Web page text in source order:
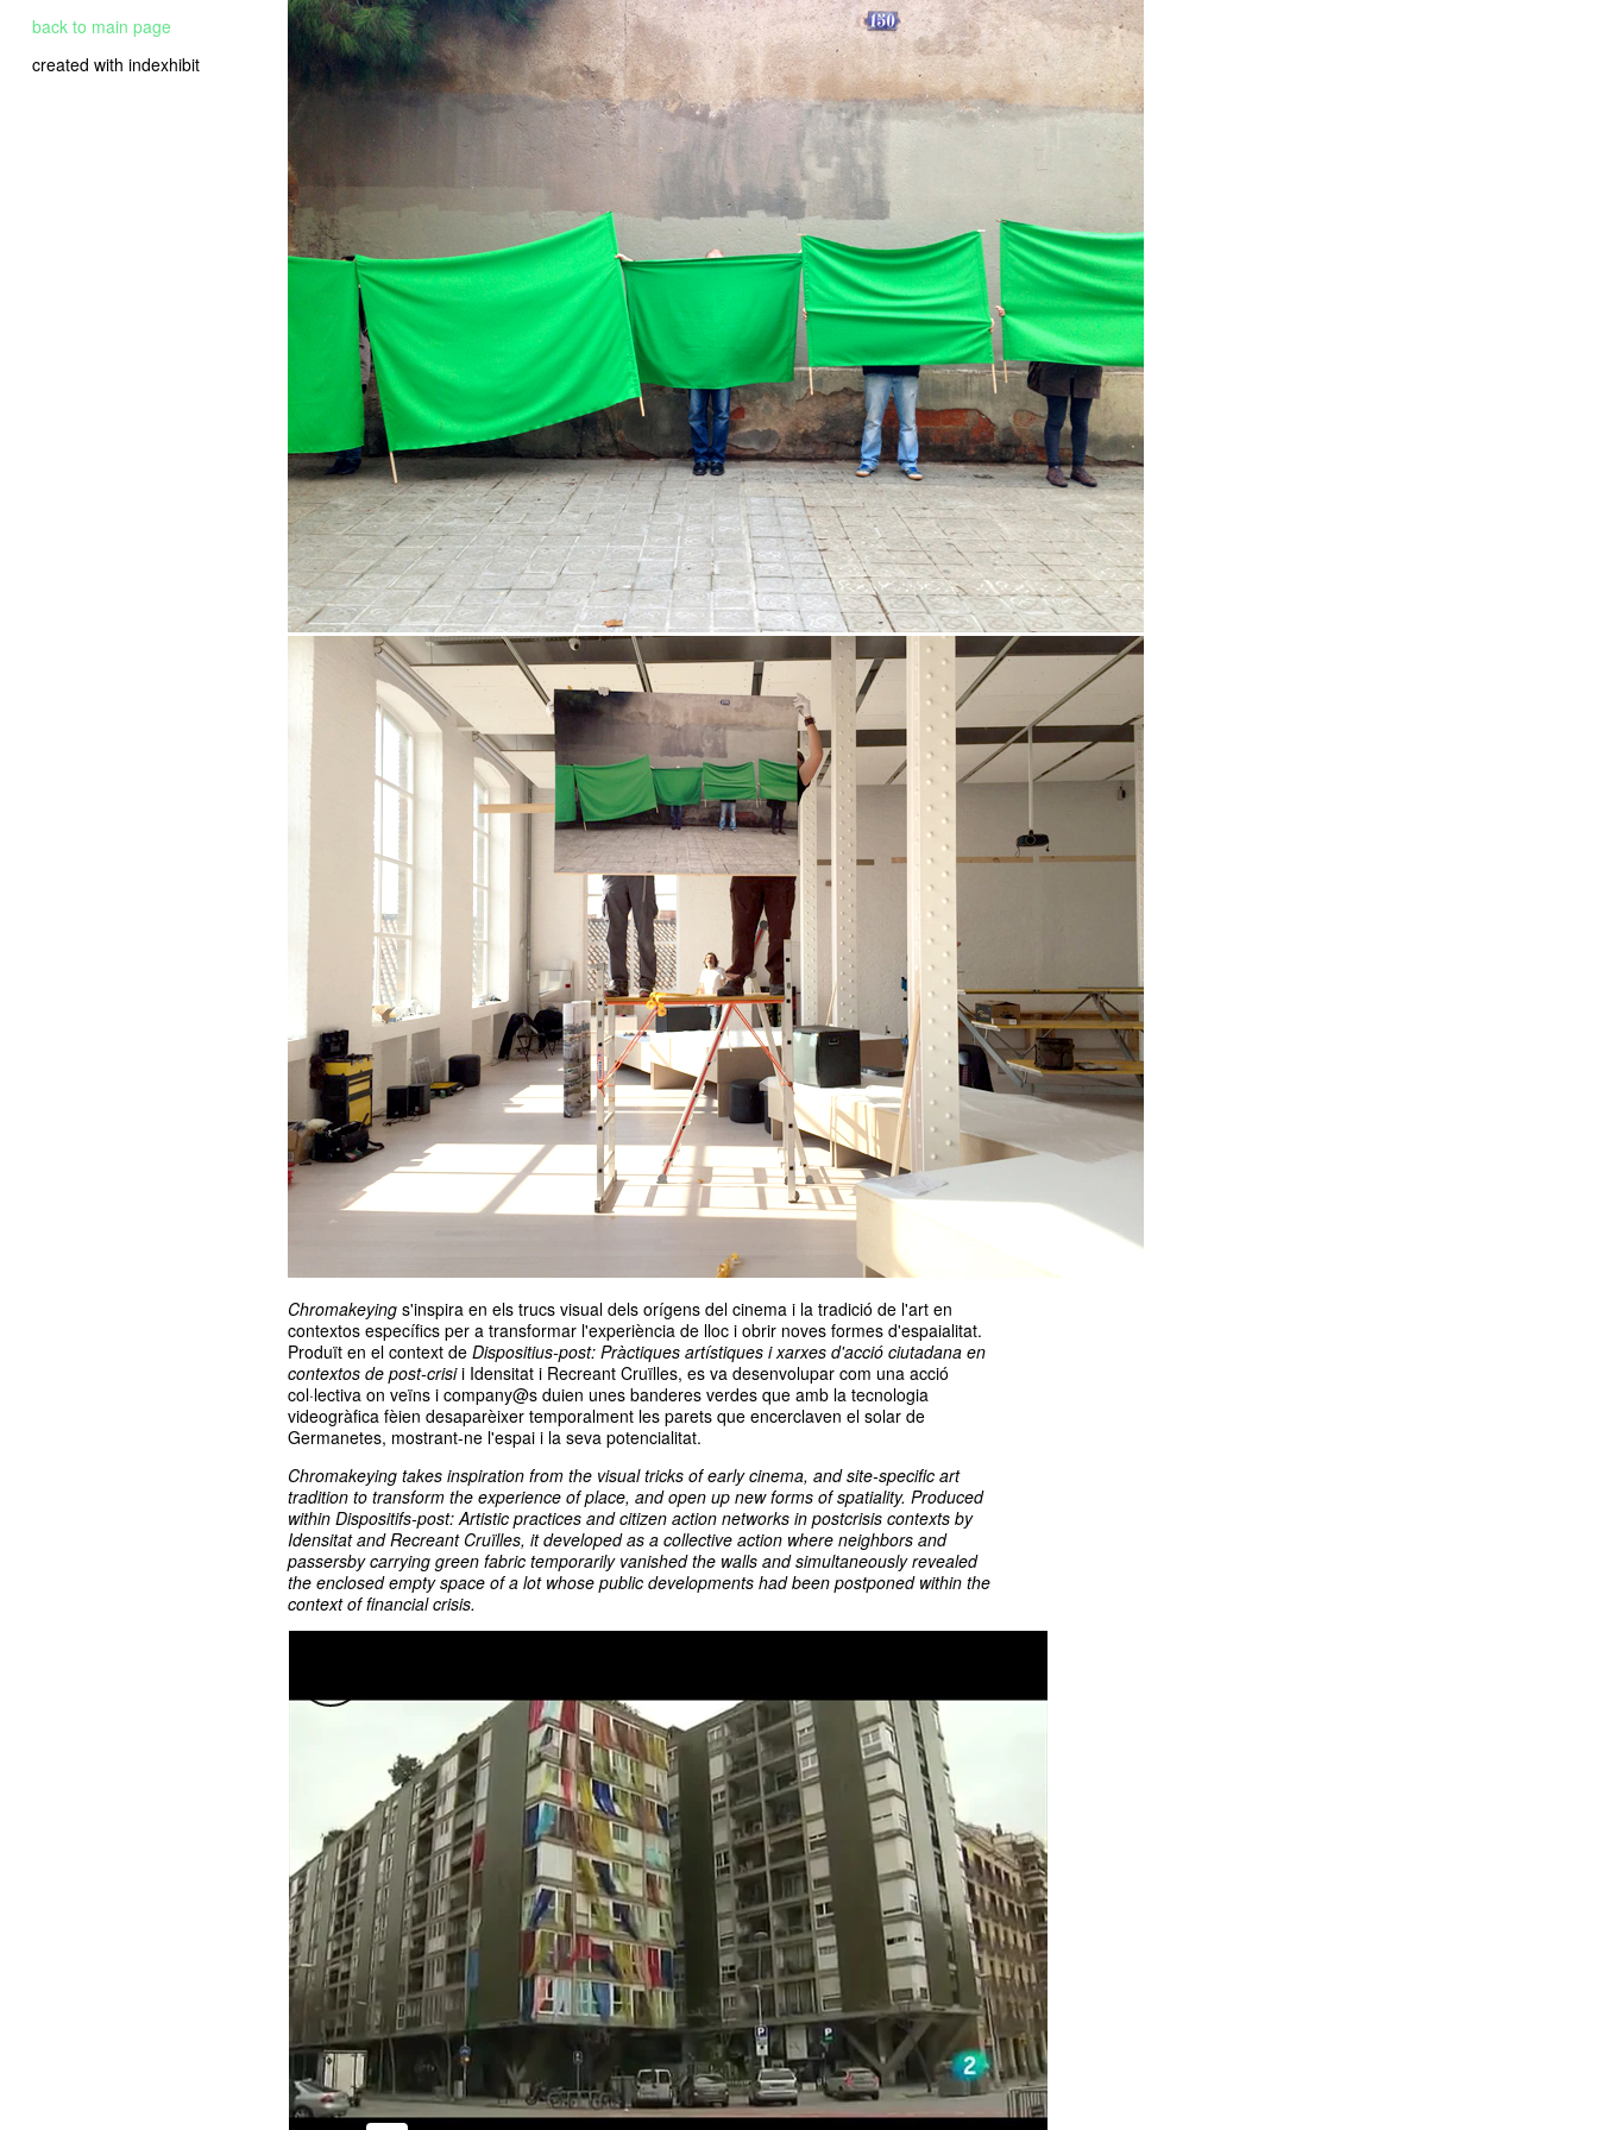
back to main page
created with indexhibit
Chromakeying s'inspira en els trucs visual dels orígens del cinema i la tradició de l'art en
contextos específics per a transformar l'experiència de lloc i obrir noves formes d'espaialitat.
Produït en el context de Dispositius-post: Pràctiques artístiques i xarxes d'acció ciutadana en
contextos de post-crisii Idensitat i Recreant Cruïlles, es va desenvolupar com una acció
col·lectiva on veïns i company@s duien unes banderes verdes que amb la tecnologia
videogràfica fèien desaparèixer temporalment les parets que encerclaven el solar de
Germanetes, mostrant-ne l'espai i la seva potencialitat.
Chromakeying takes inspiration from the visual tricks of early cinema, and site-specific art
tradition to transform the experience of place, and open up new forms of spatiality. Produced
within Dispositifs-post: Artistic practices and citizen action networks in postcrisis contexts by
Idensitat and Recreant Cruïlles, it developed as a collective action where neighbors and
passersby carrying green fabric temporarily vanished the walls and simultaneously revealed
the enclosed empty space of a lot whose public developments had been postponed within the
context of financial crisis.